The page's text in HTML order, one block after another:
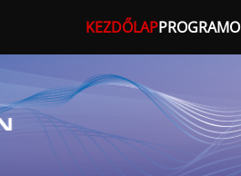
KEZDŐLAP